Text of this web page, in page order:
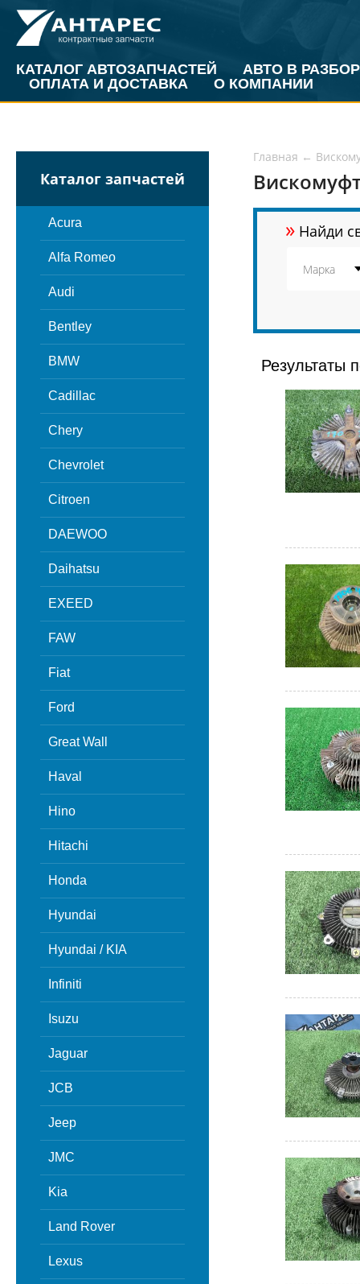
КАТАЛОГ АВТОЗАПЧАСТЕЙ
АВТО В РАЗБОР
ОПЛАТА И ДОСТАВКА
О КОМПАНИИ
Каталог запчастей
Acura
Alfa Romeo
Audi
Bentley
BMW
Cadillac
Chery
Chevrolet
Citroen
DAEWOO
Daihatsu
EXEED
FAW
Fiat
Ford
Great Wall
Haval
Hino
Hitachi
Honda
Hyundai
Hyundai / KIA
Infiniti
Isuzu
Jaguar
JCB
Jeep
JMC
Kia
Land Rover
Lexus
Главная ←
» Найди
Результаты